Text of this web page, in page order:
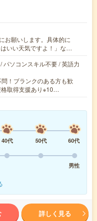
お願いします。具体的に
いい天気ですよ！」な…
パソコンスキル不要 / 英語力
！ブランクのある方も歓
取得支援あり※10…
40代 50代
60代
男性
詳しく見る